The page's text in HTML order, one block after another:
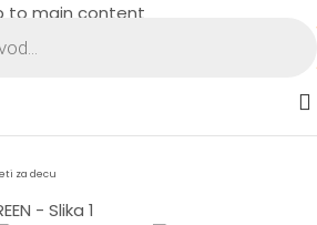
to main content
za decu